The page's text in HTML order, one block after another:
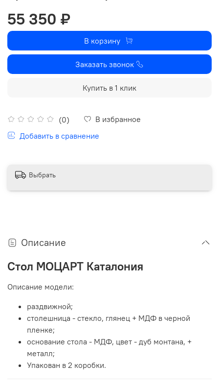
(0)
В избранное
Добавить в сравнение
55 350 ₽
В корзину
Заказать звонок
Купить в 1 клик
Выбрать
Описание
Стол МОЦАРТ Каталония
Описание модели:
раздвижной;
столешница - стекло, глянец + МДФ в черной
пленке;
основание стола - МДФ, цвет - дуб монтана, +
металл;
Упакован в 2 коробки.